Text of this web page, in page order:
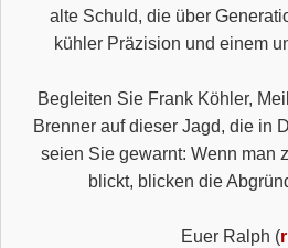
alte Schuld, die über
kühler Präzision und einem
Begleiten Sie Frank Köhler,
Brenner auf dieser Jagd, die in
seien Sie gewarnt: Wenn man
blickt, blicken die
Euer Ralph (